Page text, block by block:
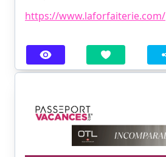
https://www.laforfaiterie.com/